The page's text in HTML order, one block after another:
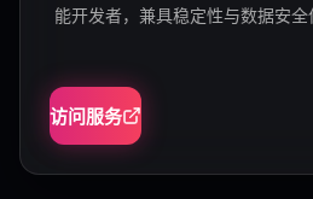
能开发者，兼具稳定性与数据安全
访问服务